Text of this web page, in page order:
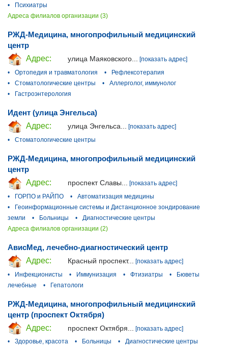
•
Психиатры
Адреса филиалов организации (3)
РЖД-Медицина, многопрофильный медицинский
центр
Адрес:
улица Маяковского... [показать адрес]
•
Ортопедия и травматология •
Рефлексотерапия
•
Стоматологические центры •
Аллерголог, иммунолог
•
Гастроэнтерология
Идент (улица Энгельса)
Адрес:
улица Энгельса... [показать адрес]
•
Стоматологические центры
РЖД-Медицина, многопрофильный медицинский
центр
Адрес:
проспект Славы...
[показать адрес]
•
ГОРПО и РАЙПО •
Автоматизация медицины
•
Геоинформационные системы и Дистанционное зондирование
земли
• Больницы •
Диагностические центры
Адреса филиалов организации (2)
АвисМед, лечебно-диагностический центр
Адрес:
Красный проспект...
[показать адрес]
•
Инфекционисты • Иммунизация • Фтизиатры •
Бюветы
лечебные
• Гепатологи
РЖД-Медицина, многопрофильный медицинский
центр (проспект Октября)
Адрес:
проспект Октября...
[показать адрес]
•
Здоровье, красота • Больницы •
Диагностические центры